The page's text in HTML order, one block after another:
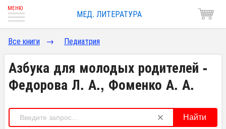
МЕД. ЛИТЕРАТУРА
Все книги → Педиатрия
Азбука для молодых родителей -
Федорова Л. А., Фоменко А. А.
Найти